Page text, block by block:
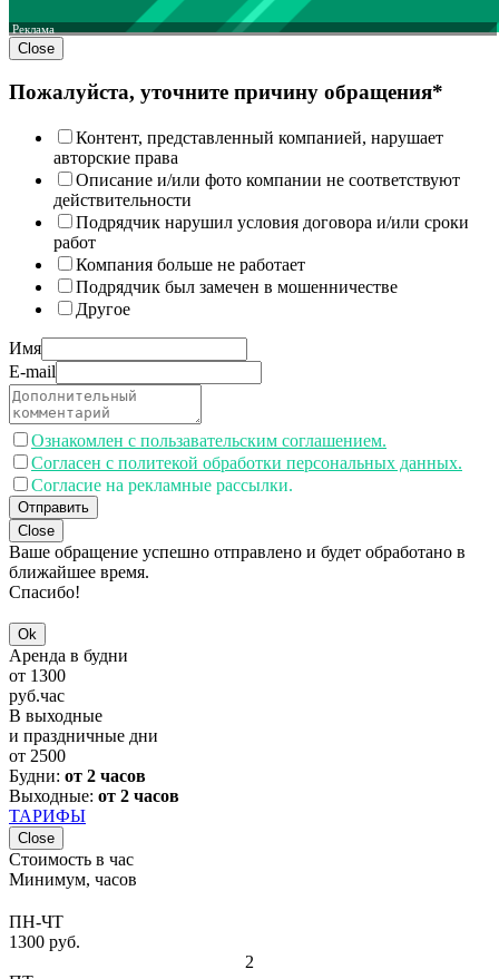
Реклама
Close
Пожалуйста, уточните причину обращения*
Контент, представленный компанией, нарушает
авторские права
Описание и/или фото компании не соответствуют
действительности
Подрядчик нарушил условия договора и/или сроки
работ
Компания больше не работает
Подрядчик был замечен в мошенничестве
Другое
Имя
E-mail
Ознакомлен с пользавательским соглашением.
Согласен с политекой обработки персональных данных.
Согласие на рекламные рассылки.
Отправить
Close
Ваше обращение успешно отправлено и будет обработано в
ближайшее время.
Спасибо!
Ok
Аренда в будни
от 1300
руб.час
В выходные
и праздничные дни
от 2500
Будни: от 2 часов
Выходные: от 2 часов
ТАРИФЫ
Close
Стоимость в час
Минимум, часов
ПН-ЧТ
1300 руб.
2